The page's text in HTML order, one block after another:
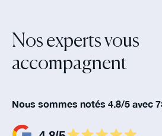
Nos experts vous
accompagnent‍
Nous sommes notés 4.8/5 avec